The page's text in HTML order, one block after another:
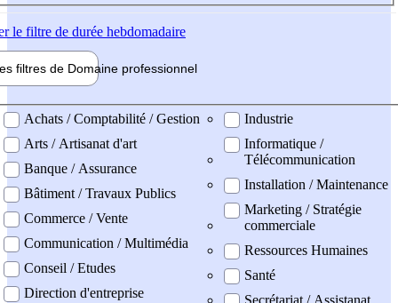
le filtre de durée hebdomadaire
filtres de Domaine professionnel
professionel
Achats / Comptabilité / Gestion
Arts / Artisanat d'art
Banque / Assurance
Bâtiment / Travaux Publics
Commerce / Vente
Communication / Multimédia
Conseil / Etudes
Direction d'entreprise
Industrie
Informatique /
Télécommunication
Installation / Maintenance
Marketing / Stratégie
commerciale
Ressources Humaines
Santé
Secrétariat / Assistanat